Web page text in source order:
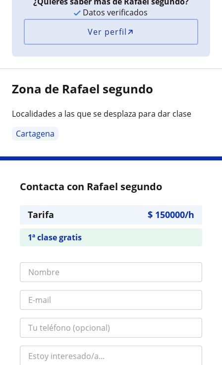
Datos verificados
Ver perfil
Zona de Rafael segundo
Localidades a las que se desplaza para dar clase
Cartagena
Contacta con Rafael segundo
Tarifa $ 150000/h
1ª clase gratis